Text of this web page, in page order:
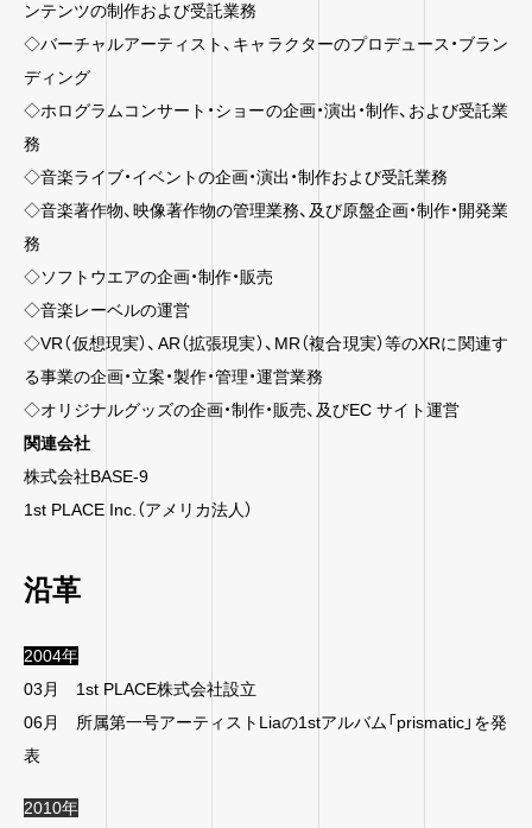
ンテンツの制作および受託業務
◇バーチャルアーティスト、キャラクターのプロデュース・ブラン
ディング
◇ホログラムコンサート・ショーの企画・演出・制作、および受託業
務
◇音楽ライブ・イベントの企画・演出・制作および受託業務
◇音楽著作物、映像著作物の管理業務、及び原盤企画・制作・開発業
務
◇ソフトウエアの企画・制作・販売
◇音楽レーベルの運営
◇VR（仮想現実）、AR（拡張現実）、MR（複合現実）等のXRに関連す
る事業の企画・立案・製作・管理・運営業務
◇オリジナルグッズの企画・制作・販売、及びEC サイト運営
関連会社
株式会社BASE-9
1st PLACE Inc.（アメリカ法人）
沿革
2004年
03月 1st PLACE株式会社設立
06月 所属第一号アーティストLiaの1stアルバム「prismatic」を発
表
2010年